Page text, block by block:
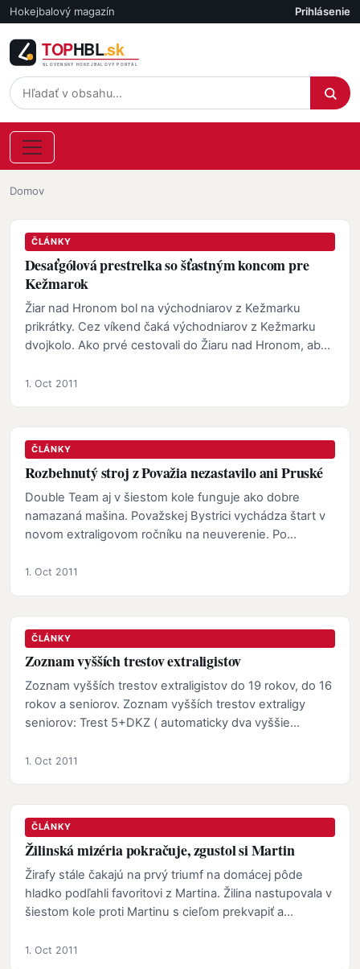
Skočiť na hlavný obsah
Hokejbalový magazín Účet
Prihlásenie
Omrvinka
Domov
ČLÁNKY
Desaťgólová prestrelka so šťastným koncom pre
Kežmarok
Žiar nad Hronom bol na východniarov z Kežmarku
prikrátky. Cez víkend čaká východniarov z Kežmarku
dvojkolo. Ako prvé cestovali do Žiaru nad Hronom, aby
1. Oct 2011
ČLÁNKY
Rozbehnutý stroj z Považia nezastavilo ani Pruské
Double Team aj v šiestom kole funguje ako dobre
namazaná mašina. Považskej Bystrici vychádza štart v
novom extraligovom ročníku na neuverenie. Po
1. Oct 2011
ČLÁNKY
Zoznam vyšších trestov extraligistov
Zoznam vyšších trestov extraligistov do 19 rokov, do 16
rokov a seniorov. Zoznam vyšších trestov extraligy
seniorov: Trest 5+DKZ ( automaticky dva vyššie…
1. Oct 2011
ČLÁNKY
Žilinská mizéria pokračuje, zgustol si Martin
Žirafy stále čakajú na prvý triumf na domácej pôde
hladko podľahli favoritovi z Martina. Žilina nastupovala v
šiestom kole proti Martinu s cieľom prekvapiť a…
1. Oct 2011